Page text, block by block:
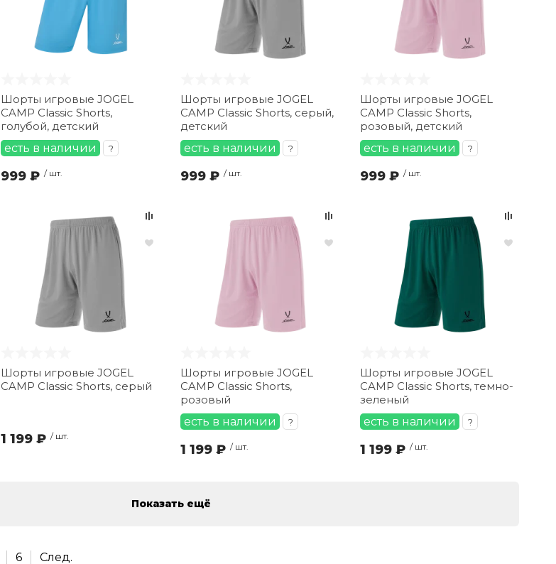
Шорты игровые JOGEL
CAMP Classic Shorts,
голубой, детский
есть в наличии
?
999 ₽ / шт.
Шорты игровые JOGEL
CAMP Classic Shorts, серый,
детский
есть в наличии
?
999 ₽ / шт.
Шорты игровые JOGEL
CAMP Classic Shorts,
розовый, детский
есть в наличии
?
999 ₽ / шт.
Шорты игровые JOGEL
CAMP Classic Shorts, серый
1 199 ₽ / шт.
Шорты игровые JOGEL
CAMP Classic Shorts,
розовый
есть в наличии
?
1 199 ₽ / шт.
Шорты игровые JOGEL
CAMP Classic Shorts, темно-
зеленый
есть в наличии
?
1 199 ₽ / шт.
Показать ещё
6 След.